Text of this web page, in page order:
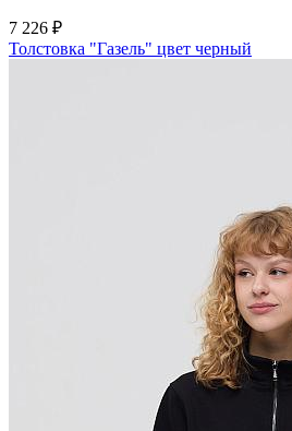
7 226 ₽
Толстовка "Газель" цвет черный